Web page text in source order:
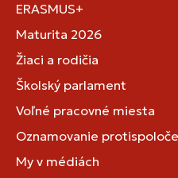
ERASMUS+
Maturita 2026
Žiaci a rodičia
Školský parlament
Voľné pracovné miesta
Oznamovanie
My v médiách